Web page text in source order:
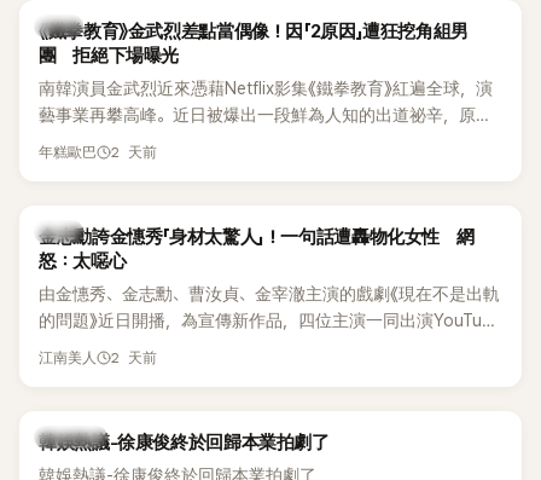
員身分出道，該團在 2000 年代初期紅極一時，由李智惠、徐
智英兩位女成員，以及張錫炫、Chris Kim 兩位男成員組成。不
過後來爆出長達四年的團內霸凌風波，甚至傳出徐智英母親對
李智惠言語辱罵、動手等爭議，最終團體於 2002 年解散。 團
體解散後，李智惠轉型 solo，靠著綜藝與歌唱實力持續活躍演
藝圈。據悉，她當年能加入 S#arp，也與 李尚敏 的賞識有關。
感情方面，李智惠於 2017 年與圈外男友結婚，婚後育有兩個
目，她經營的 YouTube 頻道也即將突破百萬訂閱，近年內容深
受網友喜愛，再度迎來事業第二春。
韓星
《鐵拳教育》金武烈差點當偶像！因「2原因」遭狂挖角組男
團 拒絕下場曝光
南韓演員金武烈近來憑藉Netflix影集《鐵拳教育》紅遍全球，演
藝事業再攀高峰。近日被爆出一段鮮為人知的出道祕辛，原來
他當年差點不是以演員身分出道，而是成為男團偶像的一員。
年糕歐巴 2 天前
韓星
金志勳誇金憓秀「身材太驚人」！一句話遭轟物化女性 網
怒：太噁心
由金憓秀、金志勳、曹汝貞、金宰澈主演的戲劇《現在不是出軌
的問題》近日開播，為宣傳新作品，四位主演一同出演YouTube
節目，不料訪談中的一段發言卻意外掀起爭議。不少網友認
江南美人 2 天前
熱議討論
韓娛熱議-徐康俊終於回歸本業拍劇了
韓娛熱議-徐康俊終於回歸本業拍劇了